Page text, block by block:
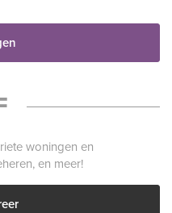
woningen en
en meer!